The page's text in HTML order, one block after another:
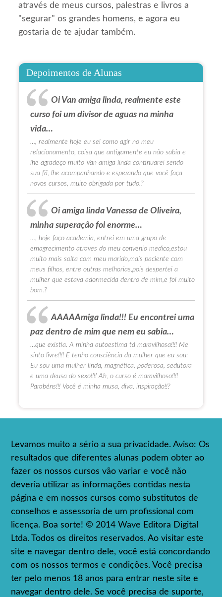
através de meus cursos, palestras e livros a
"segurar" os grandes homens, e agora eu
gostaria de te ajudar também.
Depoimentos de Alunas
Oi Van amiga linda, realmente este
curso foi um divisor de aguas na minha
vida…
…, realmente hoje eu sei como agir no meu
relacionamento, coisa que antigamente eu não sabia e
lhe agradeço muito Van amiga linda continuarei sendo
sua fã, lhe acompanhando e esperando que você faça
novos cursos, muito obrigada por tudo.?
Oi amiga linda Vanessa de Oliveira,
minha superação foi enorme…
…, hoje faço academia, entrei em uma grupo de
emagrecimento atraves do meu convenio medico,estou
muito mais solta com meu marido,mais paciente com
meus filhos, entre outras melhorias,pois despertei a
mulher que estava adormecida dentro de mim,e foi muito
bom.?
AAAAAmiga linda!!! Eu encontrei uma
paz dentro de mim que nem eu sabia…
…que existia. A minha autoestima tá maravilhosa!!!! Me
sinto livre!!!! E tenho consciência da mulher que eu sou:
Eu sou uma mulher linda, magnética, poderosa, sedutora
e uma deusa do sexo!!!! Ah, o curso é maravilhoso!!!!
Parabéns!!! Você é minha musa, diva, inspiração!!?
Levamos muito a sério a sua privacidade. Aviso: Os
resultados que diferentes alunas podem obter ao
fazer os nossos cursos vão variar e você não
deveria utilizar as informações contidas nesta
página e em nossos cursos como substitutos de
conselhos e assessoria de um profissional com
licença. Boa sorte! © 2014 Wave Editora Digital
Ltda. Todos os direitos reservados. Ao visitar este
site e navegar dentro dele, você está concordando
com os nossos termos e condições. Você precisa
ter pelo menos 18 anos para entrar neste site e
navegar dentro dele. Se você precisa de suporte,